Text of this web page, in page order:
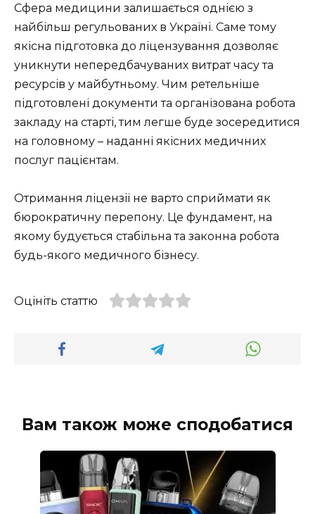
Сфера медицини залишається однією з
найбільш регульованих в Україні. Саме тому
якісна підготовка до ліцензування дозволяє
уникнути непередбачуваних витрат часу та
ресурсів у майбутньому. Чим ретельніше
підготовлені документи та організована робота
закладу на старті, тим легше буде зосередитися
на головному – наданні якісних медичних
послуг пацієнтам.
Отримання ліцензії не варто сприймати як
бюрократичну перепону. Це фундамент, на
якому будується стабільна та законна робота
будь-якого медичного бізнесу.
Оцініть статтю
Вам також може сподобатися